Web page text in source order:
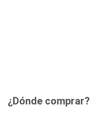
¿Dónde comprar?